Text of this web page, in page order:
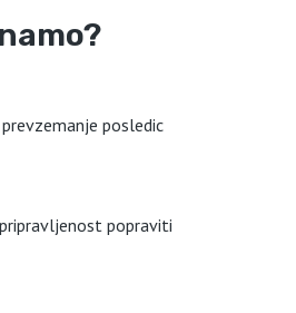
posledic
popraviti